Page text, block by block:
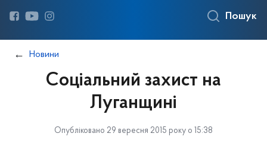
Пошук
Новини
Соціальний захист на
Луганщині
Опубліковано 29 вересня 2015 року о 15:38